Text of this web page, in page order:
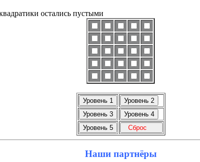
остались пустыми
Наши партнёры